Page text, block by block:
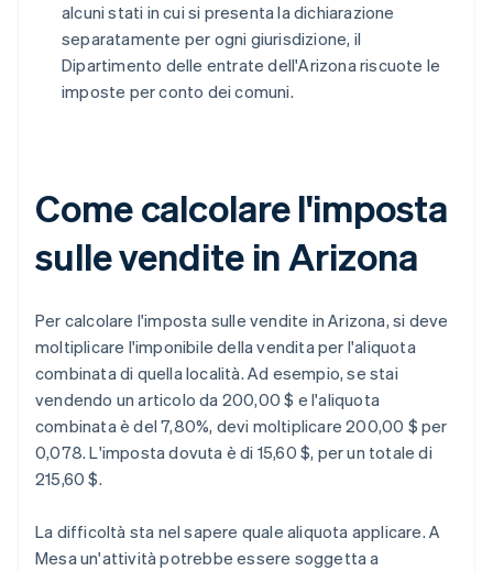
alcuni stati in cui si presenta la dichiarazione
separatamente per ogni giurisdizione, il
Dipartimento delle entrate dell'Arizona riscuote le
imposte per conto dei comuni.
Come calcolare l'imposta
sulle vendite in Arizona
Per calcolare l'imposta sulle vendite in Arizona, si deve
moltiplicare l'imponibile della vendita per l'aliquota
combinata di quella località. Ad esempio, se stai
vendendo un articolo da 200,00 $ e l'aliquota
combinata è del 7,80%, devi moltiplicare 200,00 $ per
0,078. L'imposta dovuta è di 15,60 $, per un totale di
215,60 $.
La difficoltà sta nel sapere quale aliquota applicare. A
Mesa un'attività potrebbe essere soggetta a